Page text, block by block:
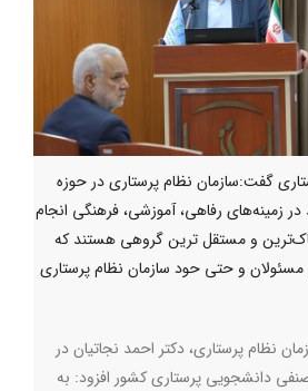
گفت:سازمان نظام پرستاری در حوزه
زمینه‌های رفاهی، آموزشی،‌ فرهنگی انجام
و مستقل ترین گروهی هستند که
و حتی حود سازمان نظام پرستاری
نظام پرستاری، دکتر احمد نجاتیان در
دانشجویی پرستاری کشور افزود: به‌